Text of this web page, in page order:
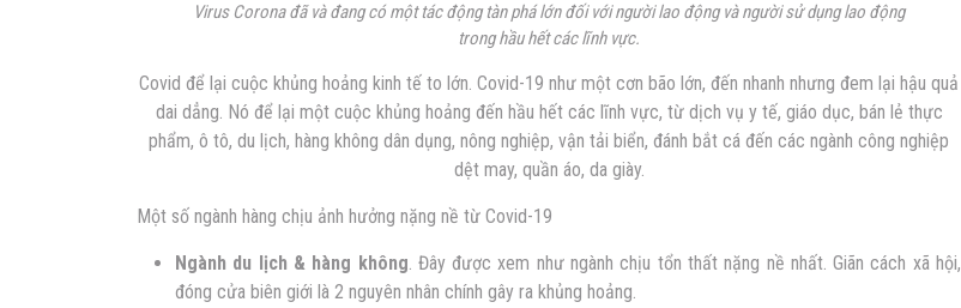
Virus Corona đã và đang có một tác động tàn phá lớn đối với người lao động và người sử dụng lao động
trong hầu hết các lĩnh vực.
Covid để lại cuộc khủng hoảng kinh tế to lớn. Covid-19 như một cơn bão lớn, đến nhanh nhưng đem lại hậu quả
dai dẳng. Nó để lại một cuộc khủng hoảng đến hầu hết các lĩnh vực, từ dịch vụ y tế, giáo dục, bán lẻ thực
phẩm, ô tô, du lịch, hàng không dân dụng, nông nghiệp, vận tải biển, đánh bắt cá đến các ngành công nghiệp
dệt may, quần áo, da giày.
Một số ngành hàng chịu ảnh hưởng nặng nề từ Covid-19
Ngành du lịch & hàng không. Đây được xem như ngành chịu tổn thất nặng nề nhất. Giãn cách xã hội,
đóng cửa biên giới là 2 nguyên nhân chính gây ra khủng hoảng.